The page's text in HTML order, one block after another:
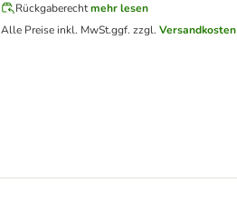
Rückgaberecht mehr lesen
Alle Preise inkl. MwSt.ggf. zzgl. Versandkosten